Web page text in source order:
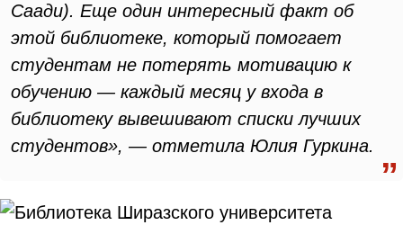
Саади). Еще один интересный факт об
этой библиотеке, который помогает
студентам не потерять мотивацию к
обучению — каждый месяц у входа в
библиотеку вывешивают списки лучших
студентов», — отметила Юлия Гуркина.